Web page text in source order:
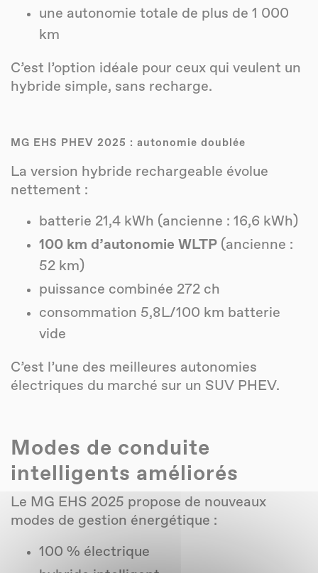
une autonomie totale de plus de 1 000
km
C’est l’option idéale pour ceux qui veulent un
hybride simple, sans recharge.
MG EHS PHEV 2025 : autonomie doublée
La version hybride rechargeable évolue
nettement :
batterie 21,4 kWh (ancienne : 16,6 kWh)
100 km d’autonomie WLTP (ancienne :
52 km)
puissance combinée 272 ch
consommation 5,8L/100 km batterie
vide
C’est l’une des meilleures autonomies
électriques du marché sur un SUV PHEV.
Modes de conduite
intelligents améliorés
Le MG EHS 2025 propose de nouveaux
modes de gestion énergétique :
100 % électrique